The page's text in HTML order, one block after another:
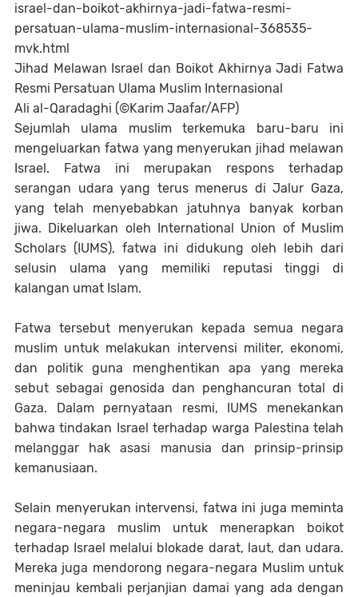
israel-dan-boikot-akhirnya-jadi-fatwa-resmi-
persatuan-ulama-muslim-internasional-368535-
mvk.html
Jihad Melawan Israel dan Boikot Akhirnya Jadi Fatwa
Resmi Persatuan Ulama Muslim Internasional
Ali al-Qaradaghi (©Karim Jaafar/AFP)
Sejumlah ulama muslim terkemuka baru-baru ini
mengeluarkan fatwa yang menyerukan jihad melawan
Israel. Fatwa ini merupakan respons terhadap
serangan udara yang terus menerus di Jalur Gaza,
yang telah menyebabkan jatuhnya banyak korban
jiwa. Dikeluarkan oleh International Union of Muslim
Scholars (IUMS), fatwa ini didukung oleh lebih dari
selusin ulama yang memiliki reputasi tinggi di
kalangan umat Islam.
Fatwa tersebut menyerukan kepada semua negara
muslim untuk melakukan intervensi militer, ekonomi,
dan politik guna menghentikan apa yang mereka
sebut sebagai genosida dan penghancuran total di
Gaza. Dalam pernyataan resmi, IUMS menekankan
bahwa tindakan Israel terhadap warga Palestina telah
melanggar hak asasi manusia dan prinsip-prinsip
kemanusiaan.
Selain menyerukan intervensi, fatwa ini juga meminta
negara-negara muslim untuk menerapkan boikot
terhadap Israel melalui blokade darat, laut, dan udara.
Mereka juga mendorong negara-negara Muslim untuk
meninjau kembali perjanjian damai yang ada dengan